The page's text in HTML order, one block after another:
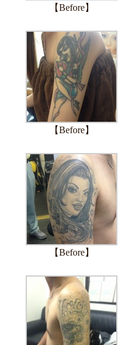
【Before】
【Before】
【Before】